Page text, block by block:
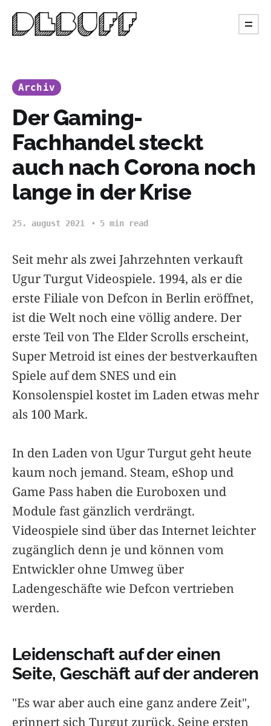
Archiv
Der Gaming-
Fachhandel steckt
auch nach Corona noch
lange in der Krise
25. august 2021 5 min read
Seit mehr als zwei Jahrzehnten verkauft
Ugur Turgut Videospiele. 1994, als er die
erste Filiale von Defcon in Berlin eröffnet,
ist die Welt noch eine völlig andere. Der
erste Teil von The Elder Scrolls erscheint,
Super Metroid ist eines der bestverkauften
Spiele auf dem SNES und ein
Konsolenspiel kostet im Laden etwas mehr
als 100 Mark.
In den Laden von Ugur Turgut geht heute
kaum noch jemand. Steam, eShop und
Game Pass haben die Euroboxen und
Module fast gänzlich verdrängt.
Videospiele sind über das Internet leichter
zugänglich denn je und können vom
Entwickler ohne Umweg über
Ladengeschäfte wie Defcon vertrieben
werden.
Leidenschaft auf der einen
Seite, Geschäft auf der anderen
"Es war aber auch eine ganz andere Zeit",
erinnert sich Turgut zurück. Seine ersten